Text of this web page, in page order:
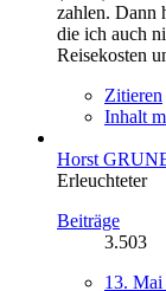
zahlen. Dann
die ich auch
Reisekosten
Zitieren
Inhalt
Horst
Erleuchteter
Beiträge
3.503
13. Mai